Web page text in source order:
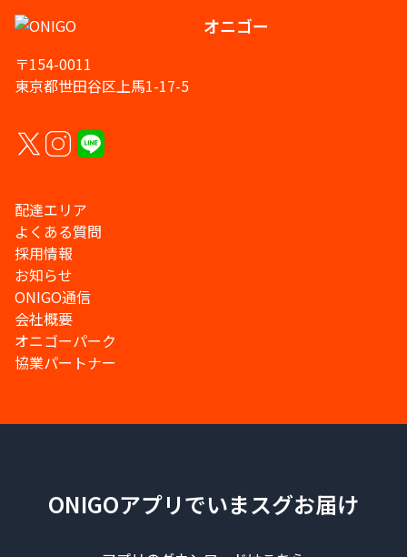
オニゴー
〒154-0011
東京都世田谷区上馬1-17-5
配達エリア
よくある質問
採用情報
お知らせ
ONIGO通信
会社概要
オニゴーパーク
協業パートナー
ONIGOアプリでいまスグお届け